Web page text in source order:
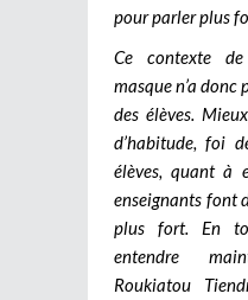
pour parler plus
Ce contexte
masque n’a donc
des élèves.
d’habitude, foi
élèves, quant à
enseignants font
plus fort. En
entendre
Roukiatou